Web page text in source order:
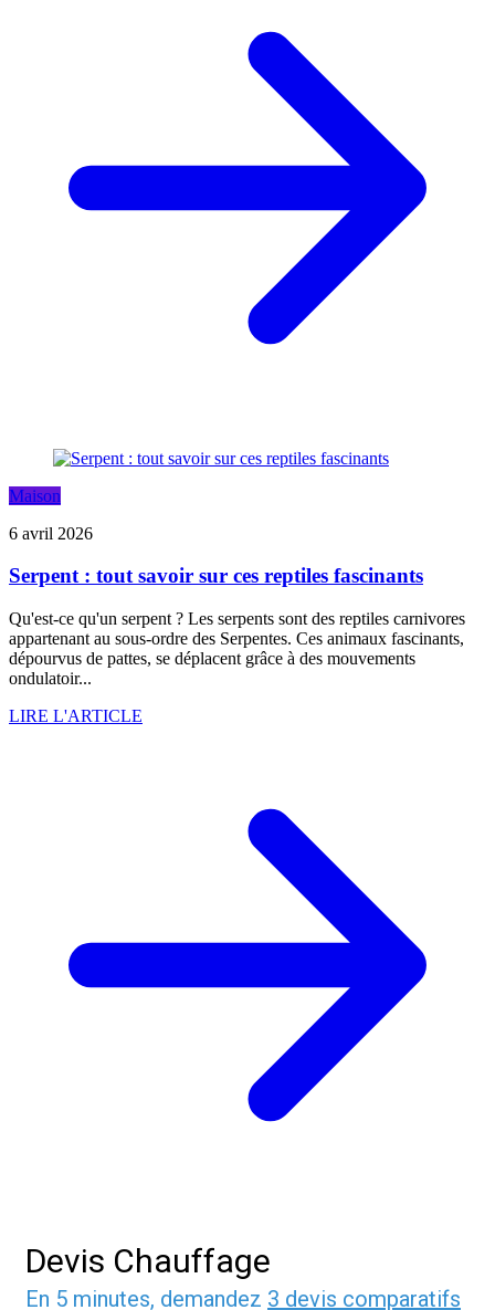
Maison
6 avril 2026
Serpent : tout savoir sur ces reptiles fascinants
Qu'est-ce qu'un serpent ? Les serpents sont des reptiles carnivores
appartenant au sous-ordre des Serpentes. Ces animaux fascinants,
dépourvus de pattes, se déplacent grâce à des mouvements
ondulatoir...
LIRE L'ARTICLE
Devis Chauffage
En 5 minutes, demandez 3 devis comparatifs